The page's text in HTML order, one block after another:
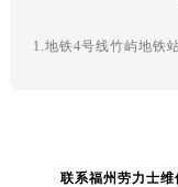
1.地铁4号线竹屿地铁
联系福州劳力士